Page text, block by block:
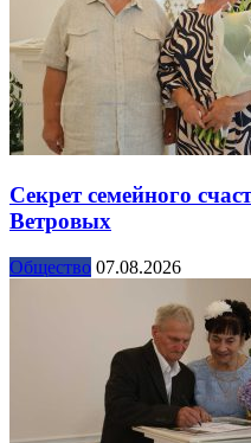
Секрет семейного
Ветровых
Общество 07.08.2026